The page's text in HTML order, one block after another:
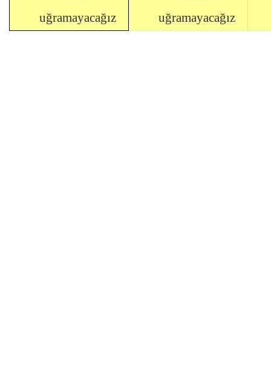
uğramayacağız
uğramayacağız